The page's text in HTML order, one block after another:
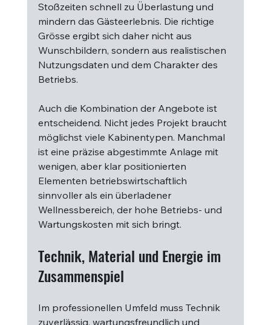
Stoßzeiten schnell zu Überlastung und
mindern das Gästeerlebnis. Die richtige
Grösse ergibt sich daher nicht aus
Wunschbildern, sondern aus realistischen
Nutzungsdaten und dem Charakter des
Betriebs.
Auch die Kombination der Angebote ist
entscheidend. Nicht jedes Projekt braucht
möglichst viele Kabinentypen. Manchmal
ist eine präzise abgestimmte Anlage mit
wenigen, aber klar positionierten
Elementen betriebswirtschaftlich
sinnvoller als ein überladener
Wellnessbereich, der hohe Betriebs- und
Wartungskosten mit sich bringt.
Technik, Material und Energie im
Zusammenspiel
Im professionellen Umfeld muss Technik
zuverlässig, wartungsfreundlich und